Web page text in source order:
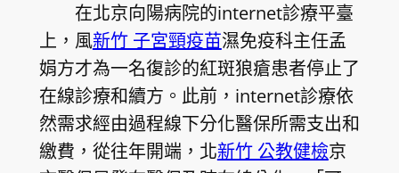
在北京向陽病院的internet診療平臺
上，風新竹 子宮頸疫苗濕免疫科主任孟
娟方才為一名復診的紅斑狼瘡患者停止了
在線診療和續方。此前，internet診療依
然需求經由過程線下分化醫保所需支出和
繳費，從往年開端，北新竹 公教健檢京